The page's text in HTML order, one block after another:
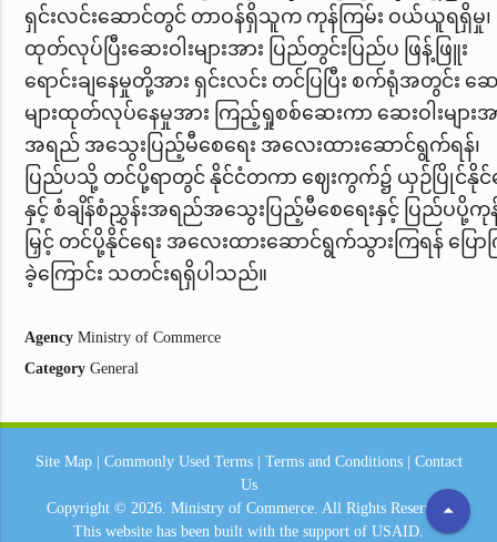
ရှင်းလင်းဆောင်တွင် တာဝန်ရှိသူက ကုန်ကြမ်း ဝယ်ယူရရှိမှု၊
ထုတ်လုပ်ပြီးဆေးဝါးများအား ပြည်တွင်းပြည်ပ ဖြန့်ဖြူး
ရောင်းချနေမှုတို့အား ရှင်းလင်း တင်ပြပြီး စက်ရုံအတွင်း ဆေ
များထုတ်လုပ်နေမှုအား ကြည့်ရှုစစ်ဆေးကာ ဆေးဝါးများအ
အရည် အသွေးပြည့်မီစေရေး အလေးထားဆောင်ရွက်ရန်၊
ပြည်ပသို့ တင်ပို့ရာတွင် နိုင်ငံတကာ ဈေးကွက်၌ ယှဉ်ပြိုင်နိုင်
နှင့် စံချိန်စံညွှန်းအရည်အသွေးပြည့်မီစေရေးနှင့် ပြည်ပပို့ကု
မြှင့် တင်ပို့နိုင်ရေး အလေးထားဆောင်ရွက်သွားကြရန် ပြောက
ခဲ့ကြောင်း သတင်းရရှိပါသည်။
Agency Ministry of Commerce
Category General
arrow_drop_up
Site Map| Commonly Used Terms| Terms and Conditions| Contact
Us
Copyright © 2026. Ministry of Commerce. All Rights Reserved.
This website has been built with the support of USAID.